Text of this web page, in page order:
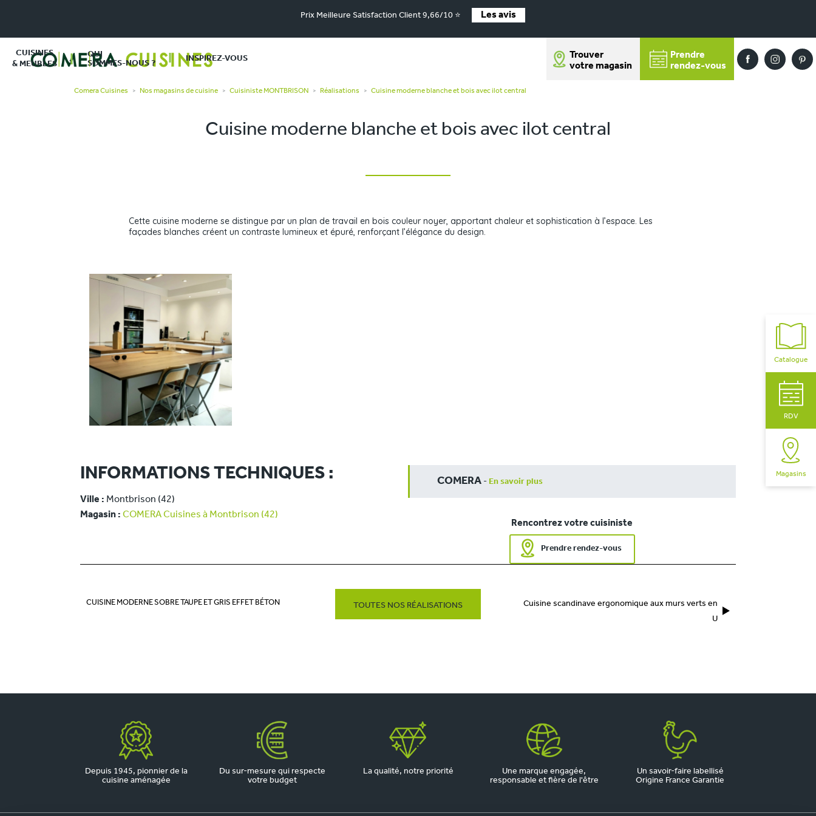
Prix Meilleure Satisfaction Client 9,66/10 ⭐ Les avis
CUISINES
& MEUBLES
QUI
SOMMES-NOUS ?
INSPIREZ-VOUS
Trouver
votre magasin
Prendre
rendez-vous
Catalogue
RDV
Magasins
Comera Cuisines > Nos magasins de cuisine > Cuisiniste MONTBRISON > Réalisations > Cuisine moderne blanche et bois avec ilot central
Cuisine moderne blanche et bois avec ilot central
Cette cuisine moderne se distingue par un plan de travail en bois couleur noyer, apportant chaleur et sophistication à l’espace. Les
façades blanches créent un contraste lumineux et épuré, renforçant l’élégance du design.
INFORMATIONS TECHNIQUES :
Ville : Montbrison (42)
Magasin : COMERA Cuisines à Montbrison (42)
COMERA - En savoir plus
Rencontrez votre cuisiniste
Prendre rendez-vous
CUISINE MODERNE SOBRE TAUPE ET GRIS EFFET BÉTON TOUTES NOS RÉALISATIONS
Cuisine scandinave ergonomique aux murs verts en
U
Depuis 1945, pionnier de la
cuisine aménagée
Du sur-mesure qui respecte
votre budget
La qualité, notre priorité
Une marque engagée,
responsable et fière de l'être
Un savoir-faire labellisé
Origine France Garantie